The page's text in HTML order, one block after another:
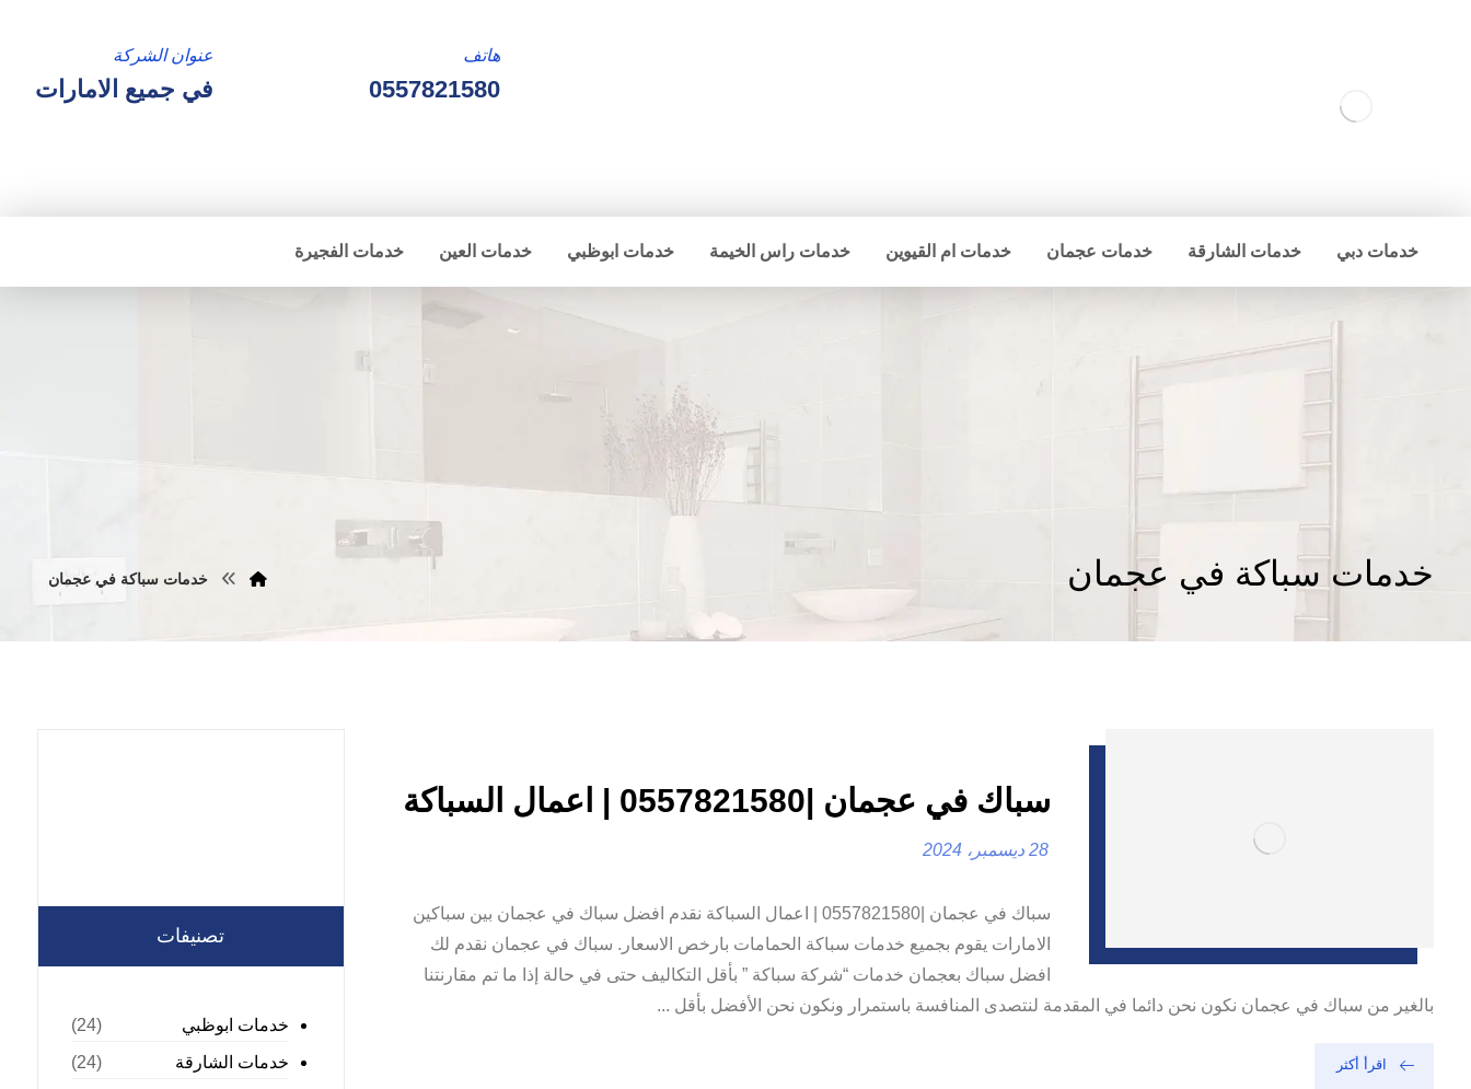
عنوان الشركة
في جميع الامارات
هاتف
0557821580
خدمات دبي خدمات الشارقة خدمات عجمان خدمات ام القيوين خدمات راس الخيمة خدمات ابوظبي خدمات العين خدمات الفجيرة
خدمات سباكة في عجمان خدمات سباكة في عجمان
سباك في عجمان |0557821580 | اعمال السباكة
28 ديسمبر، 2024
سباك في عجمان |0557821580 | اعمال السباكة نقدم افضل سباك في عجمان بين سباكين
الامارات يقوم بجميع خدمات سباكة الحمامات بارخص الاسعار. سباك في عجمان نقدم لك
افضل سباك بعجمان خدمات “شركة سباكة ” بأقل التكاليف حتى في حالة إذا ما تم مقارنتنا
بالغير من سباك في عجمان نكون نحن دائما في المقدمة لنتصدى المنافسة باستمرار ونكون نحن الأفضل بأقل ...
اقرأ أكثر
تصنيفات
خدمات ابوظبي
(24)
خدمات الشارقة
(24)